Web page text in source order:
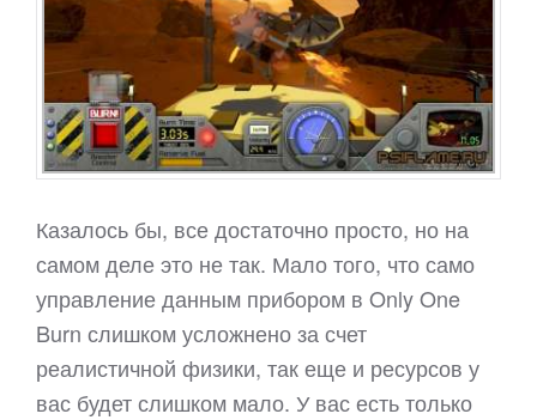
Казалось бы, все достаточно просто, но на
самом деле это не так. Мало того, что само
управление данным прибором в Only One
Burn слишком усложнено за счет
реалистичной физики, так еще и ресурсов у
вас будет слишком мало. У вас есть только